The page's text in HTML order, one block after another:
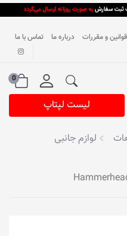
قوانین و مقررات درباره ما تماس با ما
0
لیست لپتاپ
لوازم جانبی